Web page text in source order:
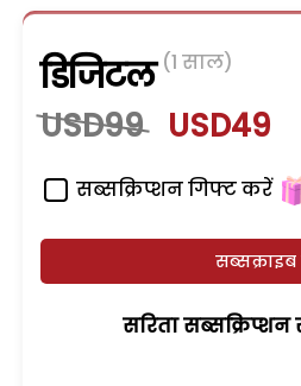
डिजिटल (1 साल)
USD99 USD49
सब्सक्रिप्शन गिफ्ट करें
सरिता